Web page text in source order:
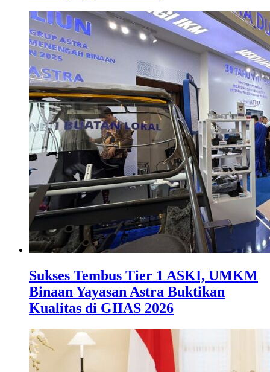
Sukses Tembus Tier 1 ASKI, UMKM
Binaan Yayasan Astra Buktikan
Kualitas di GIIAS 2026